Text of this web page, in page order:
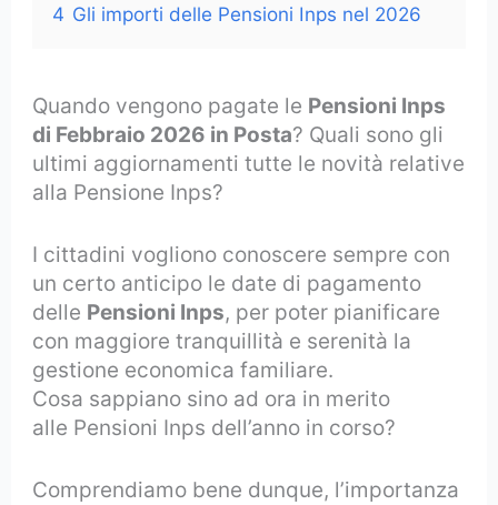
4 Gli importi delle Pensioni Inps nel 2026
Quando vengono pagate le Pensioni Inps
di Febbraio 2026 in Posta? Quali sono gli
ultimi aggiornamenti tutte le novità relative
alla Pensione Inps?
I cittadini vogliono conoscere sempre con
un certo anticipo le date di pagamento
delle Pensioni Inps, per poter pianificare
con maggiore tranquillità e serenità la
gestione economica familiare.
Cosa sappiano sino ad ora in merito
alle Pensioni Inps dell’anno in corso?
Comprendiamo bene dunque, l’importanza